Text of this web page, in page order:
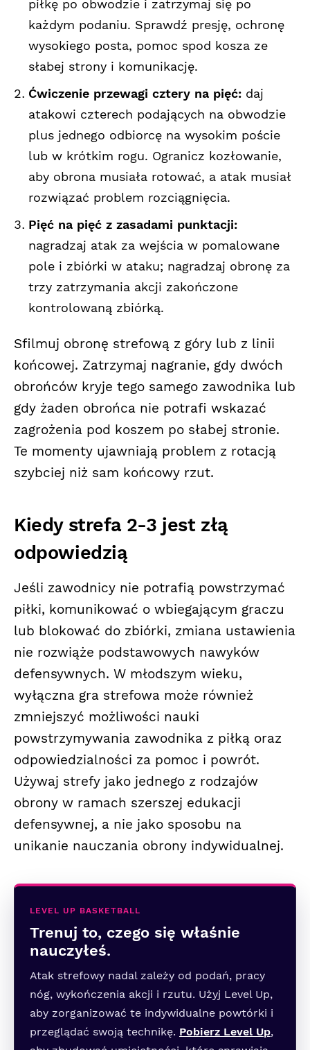
piłkę po obwodzie i zatrzymaj się po
każdym podaniu. Sprawdź presję, ochronę
wysokiego posta, pomoc spod kosza ze
słabej strony i komunikację.
Ćwiczenie przewagi cztery na pięć:daj
atakowi czterech podających na obwodzie
plus jednego odbiorcę na wysokim poście
lub w krótkim rogu. Ogranicz kozłowanie,
aby obrona musiała rotować, a atak musiał
rozwiązać problem rozciągnięcia.
Pięć na pięć z zasadami punktacji:
nagradzaj atak za wejścia w pomalowane
pole i zbiórki w ataku; nagradzaj obronę za
trzy zatrzymania akcji zakończone
kontrolowaną zbiórką.
Sfilmuj obronę strefową z góry lub z linii
końcowej. Zatrzymaj nagranie, gdy dwóch
obrońców kryje tego samego zawodnika lub
gdy żaden obrońca nie potrafi wskazać
zagrożenia pod koszem po słabej stronie.
Te momenty ujawniają problem z rotacją
szybciej niż sam końcowy rzut.
Kiedy strefa 2-3 jest złą
odpowiedzią
Jeśli zawodnicy nie potrafią powstrzymać
piłki, komunikować o wbiegającym graczu
lub blokować do zbiórki, zmiana ustawienia
nie rozwiąże podstawowych nawyków
defensywnych. W młodszym wieku,
wyłączna gra strefowa może również
zmniejszyć możliwości nauki
powstrzymywania zawodnika z piłką oraz
odpowiedzialności za pomoc i powrót.
Używaj strefy jako jednego z rodzajów
obrony w ramach szerszej edukacji
defensywnej, a nie jako sposobu na
unikanie nauczania obrony indywidualnej.
LEVEL UP BASKETBALL
Trenuj to, czego się właśnie
nauczyłeś.
Atak strefowy nadal zależy od podań, pracy
nóg, wykończenia akcji i rzutu. Użyj Level Up,
aby zorganizować te indywidualne powtórki i
przeglądać swoją technikę. Pobierz Level Up,